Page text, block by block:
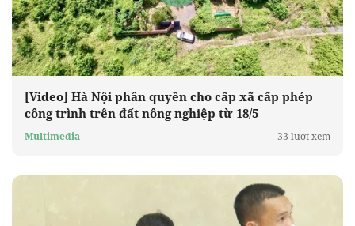
[Video] Hà Nội phân quyền cho cấp xã cấp phép
công trình trên đất nông nghiệp từ 18/5
Multimedia 33 lượt xem